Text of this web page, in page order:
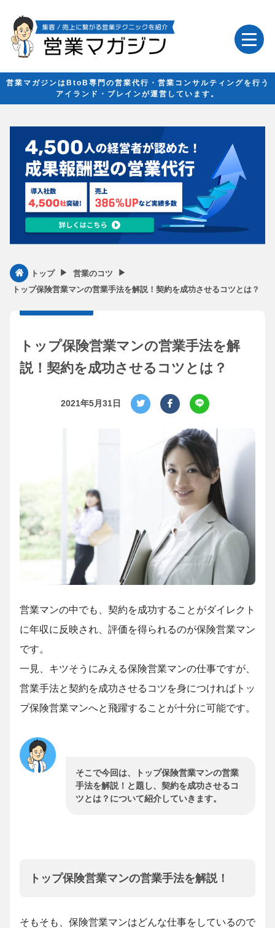
営業マガジンはBtoB専門の営業代行・営業コンサルティングを行う
アイランド・ブレインが運営しています。
トップ ▶︎ 営業のコツ ▶︎
トップ保険営業マンの営業手法を解説！契約を成功させるコツとは？
トップ保険営業マンの営業手法を解
説！契約を成功させるコツとは？
2021年5月31日
営業マンの中でも、契約を成功することがダイレクト
に年収に反映され、評価を得られるのが保険営業マン
です。
一見、キツそうにみえる保険営業マンの仕事ですが、
営業手法と契約を成功させるコツを身につければトッ
プ保険営業マンへと飛躍することが十分に可能です。
そこで今回は、トップ保険営業マンの営業
手法を解説！と題し、契約を成功させるコ
ツとは？について紹介していきます。
トップ保険営業マンの営業手法を解説！
そもそも、保険営業マンはどんな仕事をしているので